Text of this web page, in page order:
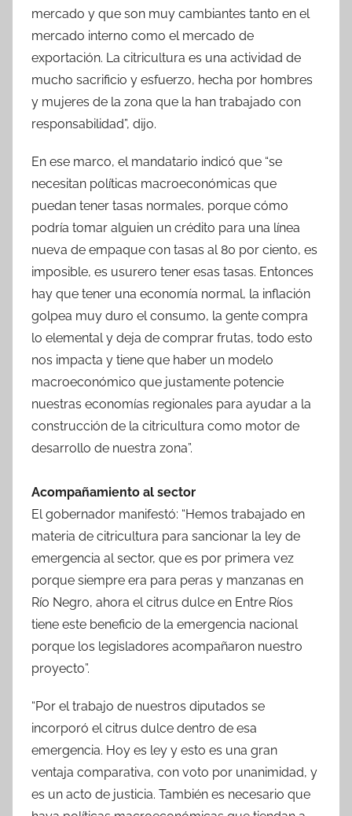
mercado y que son muy cambiantes tanto en el
mercado interno como el mercado de
exportación. La citricultura es una actividad de
mucho sacrificio y esfuerzo, hecha por hombres
y mujeres de la zona que la han trabajado con
responsabilidad”, dijo.
En ese marco, el mandatario indicó que “se
necesitan políticas macroeconómicas que
puedan tener tasas normales, porque cómo
podría tomar alguien un crédito para una línea
nueva de empaque con tasas al 80 por ciento, es
imposible, es usurero tener esas tasas. Entonces
hay que tener una economía normal, la inflación
golpea muy duro el consumo, la gente compra
lo elemental y deja de comprar frutas, todo esto
nos impacta y tiene que haber un modelo
macroeconómico que justamente potencie
nuestras economías regionales para ayudar a la
construcción de la citricultura como motor de
desarrollo de nuestra zona”.
Acompañamiento al sector
El gobernador manifestó: “Hemos trabajado en
materia de citricultura para sancionar la ley de
emergencia al sector, que es por primera vez
porque siempre era para peras y manzanas en
Río Negro, ahora el citrus dulce en Entre Ríos
tiene este beneficio de la emergencia nacional
porque los legisladores acompañaron nuestro
proyecto”.
“Por el trabajo de nuestros diputados se
incorporó el citrus dulce dentro de esa
emergencia. Hoy es ley y esto es una gran
ventaja comparativa, con voto por unanimidad, y
es un acto de justicia. También es necesario que